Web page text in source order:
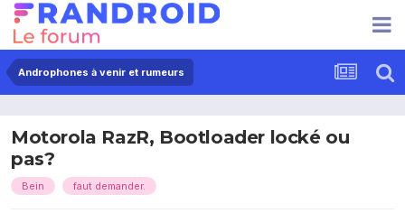
Androphones à venir et rumeurs
Motorola RazR, Bootloader locké ou
pas?
Bein faut demander.